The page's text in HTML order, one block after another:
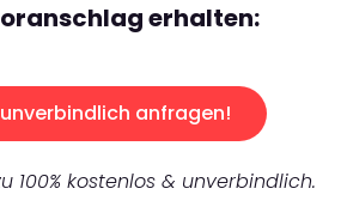
erhalten:
anfragen!
100% kostenlos & unverbindlich.